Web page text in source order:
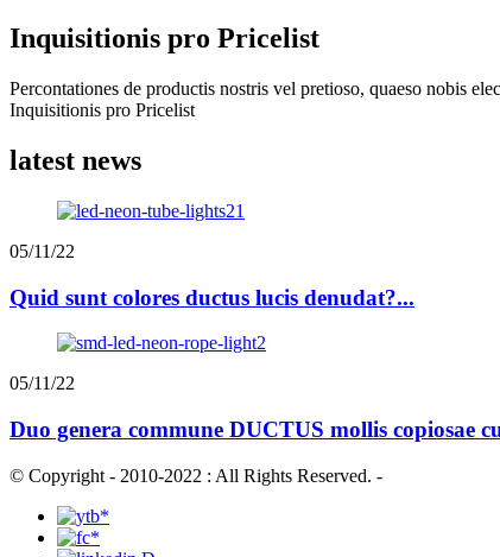
Inquisitionis pro Pricelist
Percontationes de productis nostris vel pretioso, quaeso nobis
Inquisitionis pro Pricelist
latest news
05/11/22
Quid sunt colores ductus lucis denudat?...
05/11/22
Duo genera commune DUCTUS mollis copiosae
© Copyright - 2010-2022 : All Rights Reserved. -